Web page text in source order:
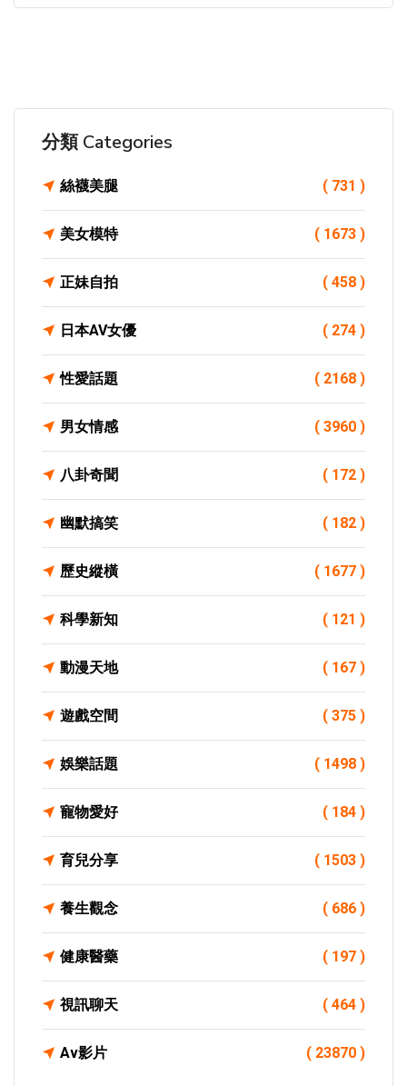
分類 Categories
絲襪美腿 ( 731 )
美女模特 ( 1673 )
正妹自拍 ( 458 )
日本AV女優 ( 274 )
性愛話題 ( 2168 )
男女情感 ( 3960 )
八卦奇聞 ( 172 )
幽默搞笑 ( 182 )
歷史縱橫 ( 1677 )
科學新知 ( 121 )
動漫天地 ( 167 )
遊戲空間 ( 375 )
娛樂話題 ( 1498 )
寵物愛好 ( 184 )
育兒分享 ( 1503 )
養生觀念 ( 686 )
健康醫藥 ( 197 )
視訊聊天 ( 464 )
Av影片 ( 23870 )